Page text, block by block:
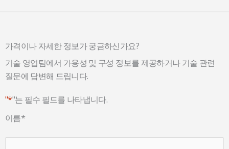
가격이나 자세한 정보가 궁금하신가요?
기술 영업팀에서 가용성 및 구성 정보를 제공하거나 기술 관련
질문에 답변해 드립니다.
"*"는 필수 필드를 나타냅니다.
이름*